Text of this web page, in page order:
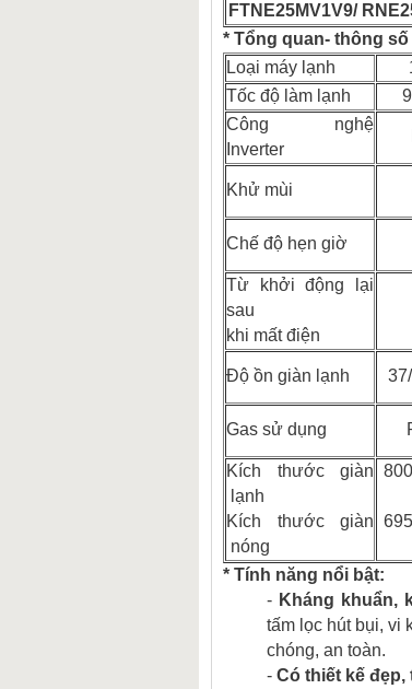
FTNE25MV1V9/
* Tổng quan- thông số
Loại máy lạnh
Tốc độ làm lạnh
Công nghệ
Inverter
Khử mùi
Chế độ hẹn giờ
Từ khởi động lại
sau
khi mất điện
Độ ồn giàn lạnh
Gas sử dụng
Kích thước giàn
lạnh
Kích thước giàn
nóng
* Tính năng nổi bật:
- Kháng khuẩn,
tấm lọc hút bụi, vi
chóng, an toàn.
- Có thiết kế